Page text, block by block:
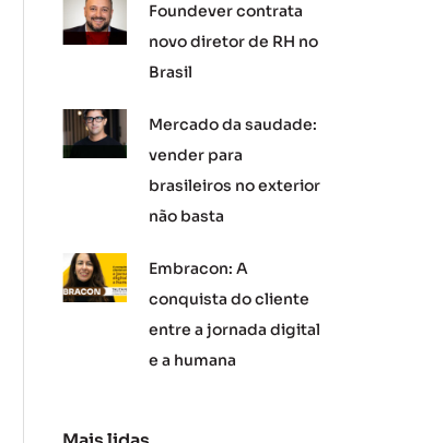
Foundever contrata
novo diretor de RH no
Brasil
Mercado da saudade:
vender para
brasileiros no exterior
não basta
Embracon: A
conquista do cliente
entre a jornada digital
e a humana